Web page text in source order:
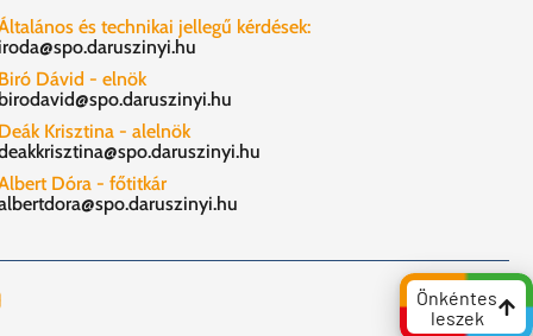
és technikai jellegű kérdések:
Dávid - elnök
Krisztina - alelnök
Dóra - főtitkár
Önkéntes
leszek